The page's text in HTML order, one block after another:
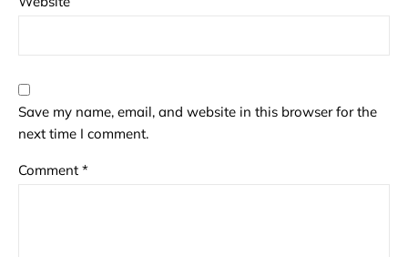
Save my name, email, and website in this browser for the
next time I comment.
Comment *